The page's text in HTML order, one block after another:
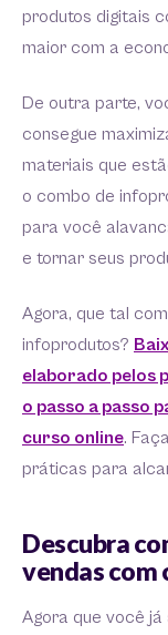
produtos digitais
maior com a
De outra parte,
consegue
materiais que
o combo de
para você
e tornar seus
Agora, que tal
infoprodutos?
elaborado pelos
o passo a passo
curso online.
práticas para
Descubra
vendas com
Agora que você